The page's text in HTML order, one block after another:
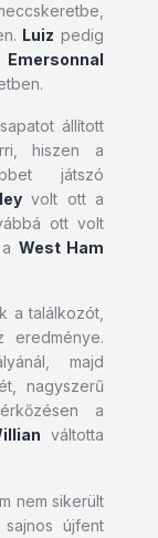
Luiz pedig
Emersonnal
állított
hiszen a
játszó
volt ott a
ott volt
West Ham
a találkozót,
eredménye.
majd
nagyszerű
a
váltotta
nem sikerült
sajnos újfent